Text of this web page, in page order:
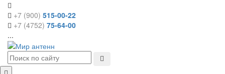
+7 (900) 515-00-22
+7 (4752) 75-64-00
...